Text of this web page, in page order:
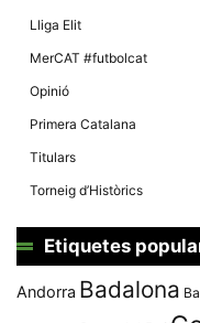
Lliga Elit
MerCAT #futbolcat
Opinió
Primera Catalana
Titulars
Torneig d’Històrics
Etiquetes
Andorra Badalona